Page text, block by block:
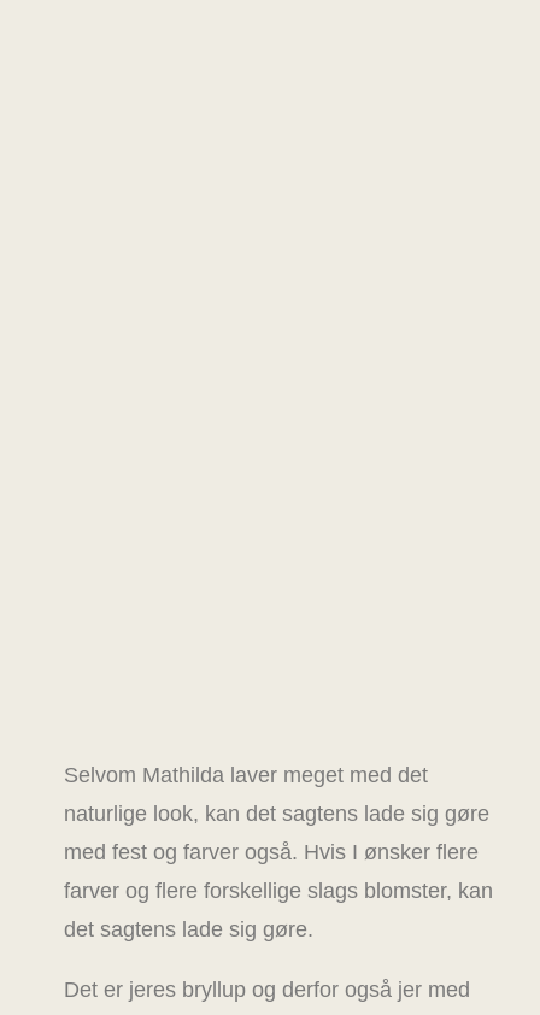
Selvom Mathilda laver meget med det
naturlige look, kan det sagtens lade sig gøre
med fest og farver også. Hvis I ønsker flere
farver og flere forskellige slags blomster, kan
det sagtens lade sig gøre.
Det er jeres bryllup og derfor også jer med